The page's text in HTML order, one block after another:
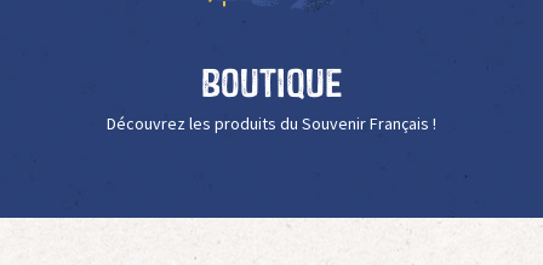
Boutique
Découvrez les produits du Souvenir Français !